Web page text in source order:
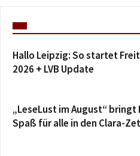
Hallo Leipzig: So startet
2026 + LVB Update
„LeseLust im August“ bringt
Spaß für alle in den Clara-